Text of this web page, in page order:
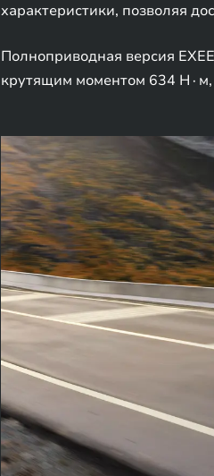
характеристики, позволяя
Полноприводная версия
крутящим моментом 634 Н∙м,